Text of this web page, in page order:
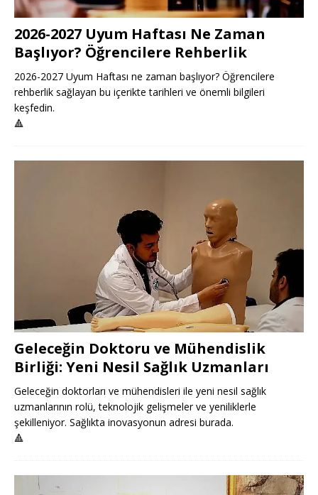
2026-2027 Uyum Haftası Ne Zaman
Başlıyor? Öğrencilere Rehberlik
2026-2027 Uyum Haftası ne zaman başlıyor? Öğrencilere
rehberlik sağlayan bu içerikte tarihleri ve önemli bilgileri
keşfedin.
🔺
Geleceğin Doktoru ve Mühendislik
Birliği: Yeni Nesil Sağlık Uzmanları
Geleceğin doktorları ve mühendisleri ile yeni nesil sağlık
uzmanlarının rolü, teknolojik gelişmeler ve yeniliklerle
şekilleniyor. Sağlıkta inovasyonun adresi burada.
🔺